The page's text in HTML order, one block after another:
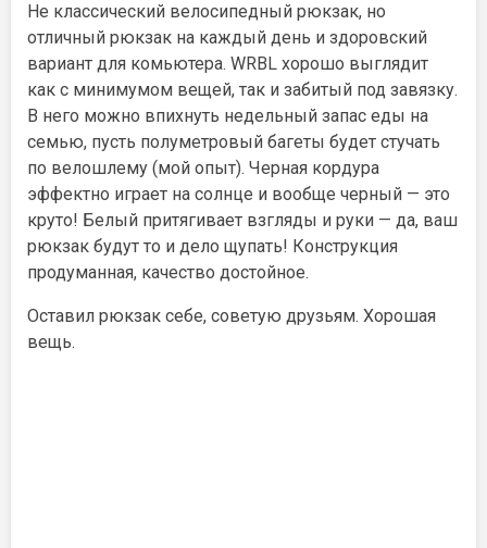
Не классический велосипедный рюкзак, но
отличный рюкзак на каждый день и здоровский
вариант для комьютера. WRBL хорошо выглядит
как с минимумом вещей, так и забитый под завязку.
В него можно впихнуть недельный запас еды на
семью, пусть полуметровый багеты будет стучать
по велошлему (мой опыт). Черная кордура
эффектно играет на солнце и вообще черный — это
круто! Белый притягивает взгляды и руки — да, ваш
рюкзак будут то и дело щупать! Конструкция
продуманная, качество достойное.
Оставил рюкзак себе, советую друзьям. Хорошая
вещь.